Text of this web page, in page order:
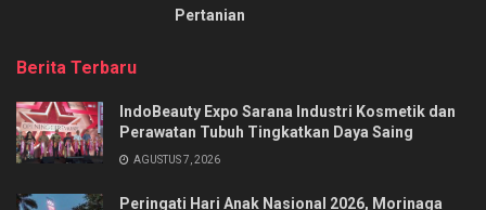
Pertanian
Berita Terbaru
IndoBeauty Expo Sarana Industri Kosmetik dan
Perawatan Tubuh Tingkatkan Daya Saing
AGUSTUS 7, 2026
Peringati Hari Anak Nasional 2026, Morinaga